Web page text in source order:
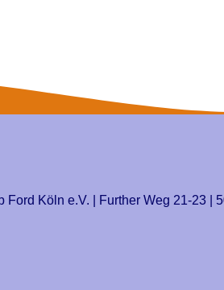
Ford Köln e.V. | Further Weg 21-23 |